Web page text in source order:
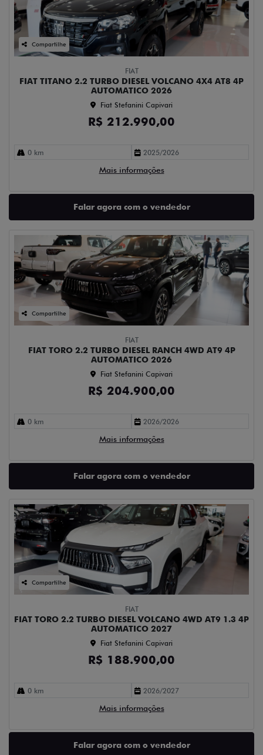
Compartilhe
FIAT
FIAT TITANO 2.2 TURBO DIESEL VOLCANO 4X4 AT8 4P
AUTOMATICO 2026
Fiat Stefanini Capivari
R$ 212.990,00
0 km 2025/2026
Mais informações
Falar agora com o vendedor
Compartilhe
FIAT
FIAT TORO 2.2 TURBO DIESEL RANCH 4WD AT9 4P
AUTOMATICO 2026
Fiat Stefanini Capivari
R$ 204.900,00
0 km 2026/2026
Mais informações
Falar agora com o vendedor
Compartilhe
FIAT
FIAT TORO 2.2 TURBO DIESEL VOLCANO 4WD AT9 1.3 4P
AUTOMATICO 2027
Fiat Stefanini Capivari
R$ 188.900,00
0 km 2026/2027
Mais informações
Falar agora com o vendedor